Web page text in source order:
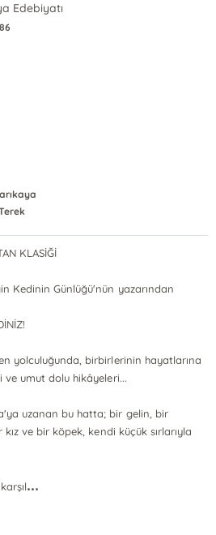
Edebiyatı
KLASİĞİ
Kedinin Günlüğü'nün yazarından
yolculuğunda, birbirlerinin hayatlarına
ve umut dolu hikâyeleri...
uzanan bu hatta; bir gelin, bir
ve bir köpek, kendi küçük sırlarıyla
...